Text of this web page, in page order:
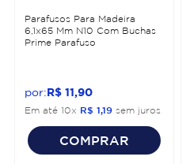
Parafusos Para Madeira
6,1x65 Mm N10 Com Buchas
Prime Parafuso
R$ 11 90
Em até 10x R$ 1 19 sem juros
COMPRAR